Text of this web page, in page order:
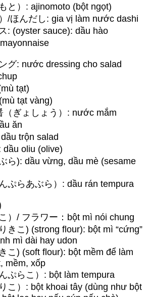
と）: ajinomoto (bột ngọt)
/ほんだし: gia vị làm nước dashi
: (oyster sauce): dầu hào
グ: nước dressing cho salad
tạt)
tạt vàng)
（ぎょしょう）: nước mắm
ăn
trộn salad
dầu oliu (olive)
ら): dầu vừng, dầu mè (sesame
ぷらあぶら）: dầu rán tempura
）/ フラワー：bột mì nói chung
きこ) (strong flour): bột mì “cứng”
mì dài hay udon
こ) (soft flour): bột mềm để làm
mềm, xốp
ぷらこ）: bột làm tempura
こ）: bột khoai tây (dùng như bột